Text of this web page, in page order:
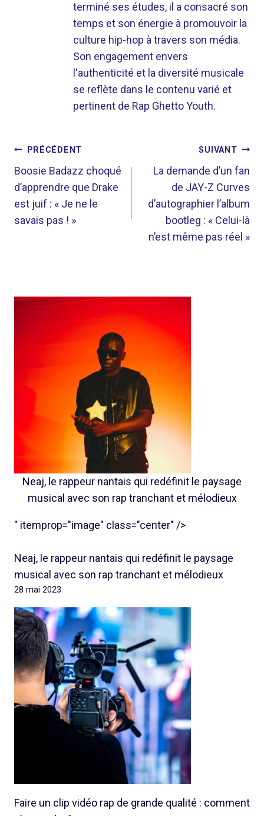
terminé ses études, il a consacré son
temps et son énergie à promouvoir la
culture hip-hop à travers son média.
Son engagement envers
l'authenticité et la diversité musicale
se reflète dans le contenu varié et
pertinent de Rap Ghetto Youth.
NAVIGATION
DE
L’ARTICLE
PRÉCÉDENT
Boosie Badazz choqué
d’apprendre que Drake
est juif : « Je ne le
savais pas ! »
SUIVANT
La demande d’un fan
de JAY-Z Curves
d’autographier l’album
bootleg : « Celui-là
n’est même pas réel »
Neaj, le rappeur nantais qui redéfinit le paysage
musical avec son rap tranchant et mélodieux
" itemprop="image" class="center" />
Neaj, le rappeur nantais qui redéfinit le paysage
musical avec son rap tranchant et mélodieux
28 mai 2023
Faire un clip vidéo rap de grande qualité : comment